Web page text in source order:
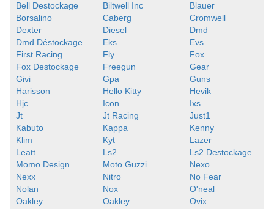
Bell Destockage
Biltwell Inc
Blauer
Borsalino
Caberg
Cromwell
Dexter
Diesel
Dmd
Dmd Déstockage
Eks
Evs
First Racing
Fly
Fox
Fox Destockage
Freegun
Gear
Givi
Gpa
Guns
Harisson
Hello Kitty
Hevik
Hjc
Icon
Ixs
Jt
Jt Racing
Just1
Kabuto
Kappa
Kenny
Klim
Kyt
Lazer
Leatt
Ls2
Ls2 Destockage
Momo Design
Moto Guzzi
Nexo
Nexx
Nitro
No Fear
Nolan
Nox
O'neal
Oakley
Oakley
Ovix